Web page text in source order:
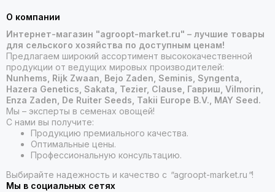
О компании
Интернет-магазин "agroopt-market.ru" – лучшие товары
для сельского хозяйства по доступным ценам!
Предлагаем широкий ассортимент высококачественной
продукции от ведущих мировых производителей:
Nunhems, Rijk Zwaan, Bejo Zaden, Seminis, Syngenta,
Hazera Genetics, Sakata, Tezier, Clause, Гавриш, Vilmorin,
Enza Zaden, De Ruiter Seeds, Takii Europe B.V., MAY Seed.
Мы – эксперты в семенах овощей!
С нами вы получите:
Продукцию премиального качества.
Оптимальные цены.
Профессиональную консультацию.
Выбирайте надежность и качество с "agroopt-market.ru "!
Мы в социальных сетях